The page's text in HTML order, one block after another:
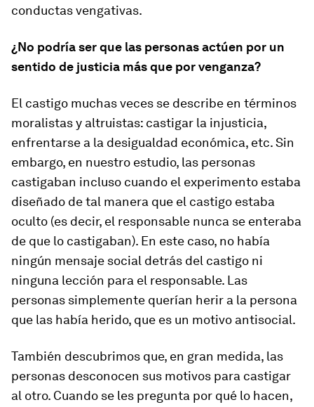
conductas vengativas.
¿No podría ser que las personas actúen por un
sentido de justicia más que por venganza?
El castigo muchas veces se describe en términos
moralistas y altruistas: castigar la injusticia,
enfrentarse a la desigualdad económica, etc. Sin
embargo, en nuestro estudio, las personas
castigaban incluso cuando el experimento estaba
diseñado de tal manera que el castigo estaba
oculto (es decir, el responsable nunca se enteraba
de que lo castigaban). En este caso, no había
ningún mensaje social detrás del castigo ni
ninguna lección para el responsable. Las
personas simplemente querían herir a la persona
que las había herido, que es un motivo antisocial.
También descubrimos que, en gran medida, las
personas desconocen sus motivos para castigar
al otro. Cuando se les pregunta por qué lo hacen,